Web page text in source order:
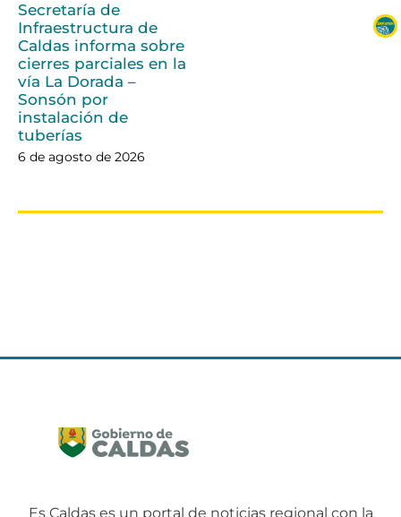
Secretaría de
Infraestructura de
Caldas informa sobre
cierres parciales en la
vía La Dorada –
Sonsón por
instalación de
tuberías
6 de agosto de 2026
Es Caldas es un portal de noticias regional con la